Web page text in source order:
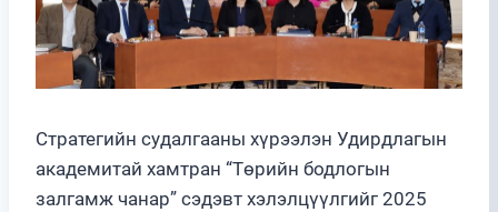
Стратегийн судалгааны хүрээлэн Удирдлагын
академитай хамтран “Төрийн бодлогын
залгамж чанар” сэдэвт хэлэлцүүлгийг 2025